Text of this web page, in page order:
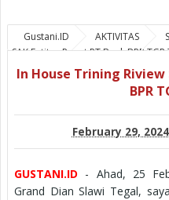
Gustani.ID AKTIVITAS
SAK Entitas Privat PT Bank BPR
In House Trining Riview
BPR
February 29, 2024
GUSTANI.ID - Ahad, 25
Grand Dian Slawi Tegal,